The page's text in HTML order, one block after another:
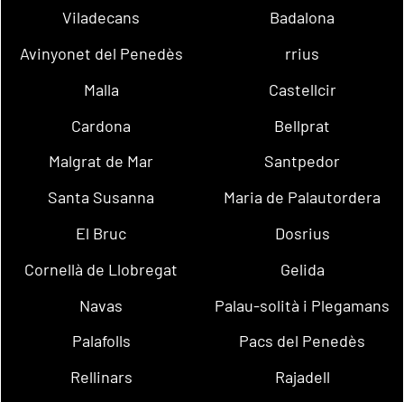
Viladecans
Badalona
Avinyonet del Penedès
rrius
Malla
Castellcir
Cardona
Bellprat
Malgrat de Mar
Santpedor
Santa Susanna
Maria de Palautordera
El Bruc
Dosrius
Cornellà de Llobregat
Gelida
Navas
Palau-solità i Plegamans
Palafolls
Pacs del Penedès
Rellinars
Rajadell